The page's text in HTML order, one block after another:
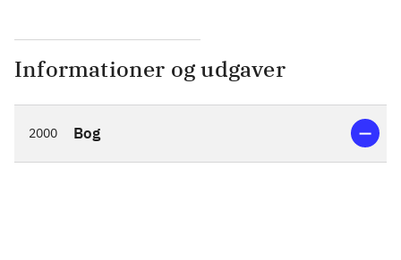
Informationer og udgaver
2000 Bog